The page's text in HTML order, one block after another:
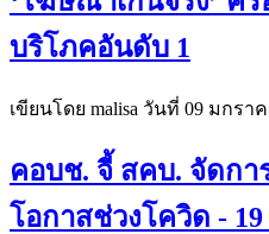
บริโภคอันดับ 1
เขียนโดย malisa วันที่ 09 มกรา
คอบช. จี้ สคบ. จัดกา
โอกาสช่วงโควิด -